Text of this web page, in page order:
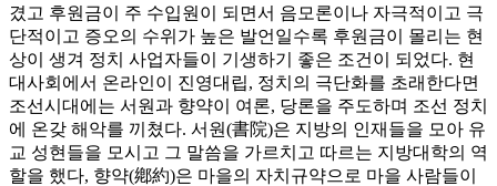
겼고 후원금이 주 수입원이 되면서 음모론이나 자극적이고 극
단적이고 증오의 수위가 높은 발언일수록 후원금이 몰리는 현
상이 생겨 정치 사업자들이 기생하기 좋은 조건이 되었다. 현
대사회에서 온라인이 진영대립, 정치의 극단화를 초래한다면
조선시대에는 서원과 향약이 여론, 당론을 주도하며 조선 정치
에 온갖 해악를 끼쳤다. 서원(書院)은 지방의 인재들을 모아 유
교 성현들을 모시고 그 말씀을 가르치고 따르는 지방대학의 역
할을 했다, 향약(鄕約)은 마을의 자치규약으로 마을 사람들이